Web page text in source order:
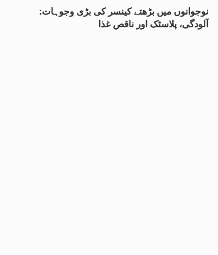
نوجوانوں میں بڑھتے کینسر کی بڑی وجوہات:
آلودگی، پلاسٹک اور ناقص غذا